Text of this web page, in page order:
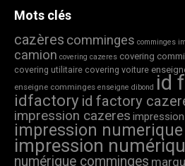
Mots clés
cazères comminges comminges
camion covering cazeres covering
covering utilitaire covering voiture
enseigne comminges enseigne dibond id
idfactory id factory
impression cazeres
impression
impression
numérique comminges